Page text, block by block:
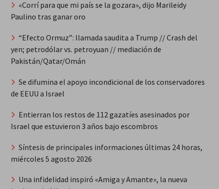
«Corrí para que mi país se la gozara», dijo Marileidy
Paulino tras ganar oro
“Efecto Ormuz”: llamada saudita a Trump // Crash del
yen; petrodólar vs. petroyuan // mediación de
Pakistán/Qatar/Omán
Se difumina el apoyo incondicional de los conservadores
de EEUU a Israel
Entierran los restos de 112 gazatíes asesinados por
Israel que estuvieron 3 años bajo escombros
Síntesis de principales informaciones últimas 24 horas,
miércoles 5 agosto 2026
Una infidelidad inspiró «Amiga y Amante», la nueva